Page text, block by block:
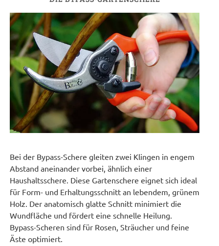
Bei der Bypass-Schere gleiten zwei Klingen in engem
Abstand aneinander vorbei, ähnlich einer
Haushaltsschere. Diese Gartenschere eignet sich ideal
für Form- und Erhaltungsschnitt an lebendem, grünem
Holz. Der anatomisch glatte Schnitt minimiert die
Wundfläche und fördert eine schnelle Heilung.
Bypass-Scheren sind für Rosen, Sträucher und feine
Äste optimiert.